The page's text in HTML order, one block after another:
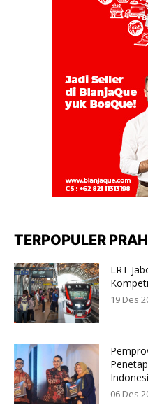
TERPOPULER
LRT
19 Des
06 Des